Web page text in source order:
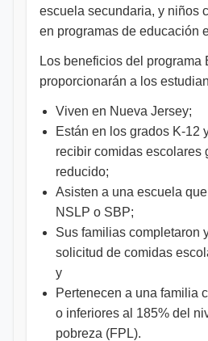
escuela secundaria, y niños
en programas de educación
Los beneficios del programa
proporcionarán a los
Viven en Nueva Jersey;
Están en los grados K-12
recibir comidas escolares
reducido;
Asisten a una escuela
NSLP o SBP;
Sus familias completaron
solicitud de comidas
y
Pertenecen a una familia
o inferiores al 185% del
pobreza (FPL).